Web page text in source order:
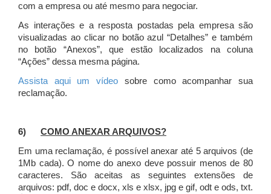
com a empresa ou até mesmo para negociar.
As interações e a resposta postadas pela empresa são
visualizadas ao clicar no botão azul “Detalhes” e também
no botão “Anexos”, que estão localizados na coluna
“Ações” dessa mesma página.
Assista aqui um vídeo sobre como acompanhar sua
reclamação.
6) COMO ANEXAR ARQUIVOS?
Em uma reclamação, é possível anexar até 5 arquivos (de
1Mb cada). O nome do anexo deve possuir menos de 80
caracteres. São aceitas as seguintes extensões de
arquivos: pdf, doc e docx, xls e xlsx, jpg e gif, odt e ods, txt.